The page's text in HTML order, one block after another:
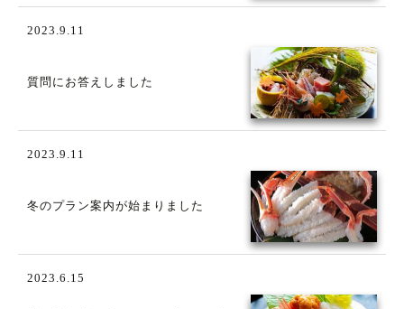
2023.9.11
質問にお答えしました
2023.9.11
冬のプラン案内が始まりました
2023.6.15